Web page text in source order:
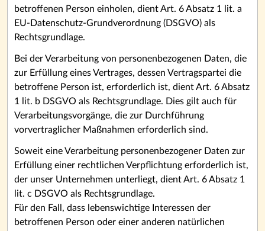
betroffenen Person einholen, dient Art. 6 Absatz 1 lit. a
EU-Datenschutz-Grundverordnung (DSGVO) als
Rechtsgrundlage.
Bei der Verarbeitung von personenbezogenen Daten, die
zur Erfüllung eines Vertrages, dessen Vertragspartei die
betroffene Person ist, erforderlich ist, dient Art. 6 Absatz
1 lit. b DSGVO als Rechtsgrundlage. Dies gilt auch für
Verarbeitungsvorgänge, die zur Durchführung
vorvertraglicher Maßnahmen erforderlich sind.
Soweit eine Verarbeitung personenbezogener Daten zur
Erfüllung einer rechtlichen Verpflichtung erforderlich ist,
der unser Unternehmen unterliegt, dient Art. 6 Absatz 1
lit. c DSGVO als Rechtsgrundlage.
Für den Fall, dass lebenswichtige Interessen der
betroffenen Person oder einer anderen natürlichen